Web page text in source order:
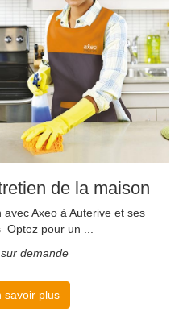
de la maison
Axeo à Auterive et ses
pour un ...
demande
savoir plus